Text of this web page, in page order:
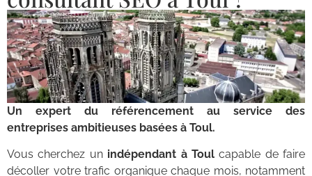
Un expert du référencement au service des
entreprises ambitieuses basées à Toul.
Vous cherchez un indépendant à Toulcapable de faire
décoller votre trafic organique chaque mois, notamment